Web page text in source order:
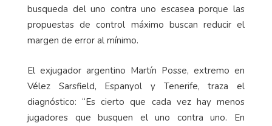
busqueda del uno contra uno escasea porque las
propuestas de control máximo buscan reducir el
margen de error al mínimo.
El exjugador argentino Martín Posse, extremo en
Vélez Sarsfield, Espanyol y Tenerife, traza el
diagnóstico: “Es cierto que cada vez hay menos
jugadores que busquen el uno contra uno. En